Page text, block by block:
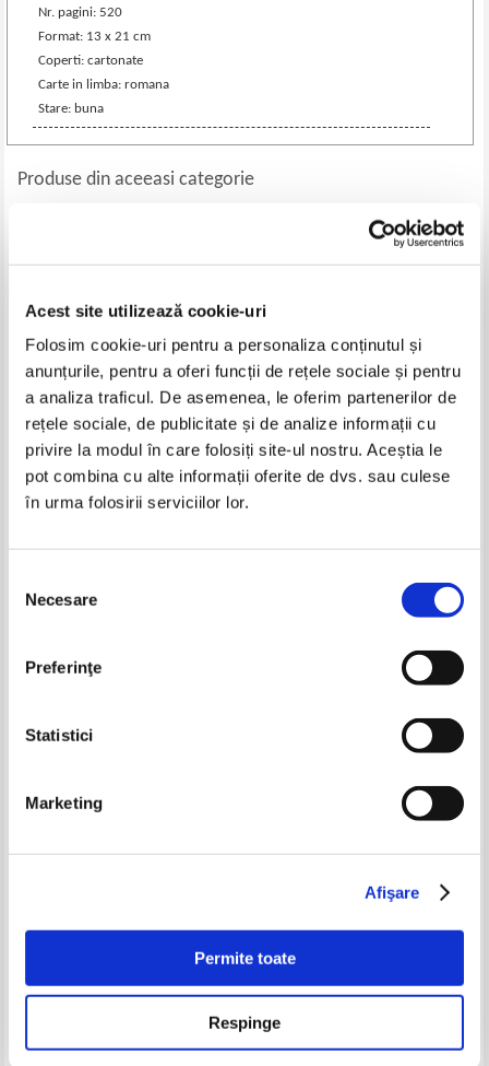
Acest site utilizează cookie-uri
Folosim cookie-uri pentru a personaliza conținutul și
anunțurile, pentru a oferi funcții de rețele sociale și pentru
a analiza traficul. De asemenea, le oferim partenerilor de
rețele sociale, de publicitate și de analize informații cu
privire la modul în care folosiți site-ul nostru. Aceștia le
pot combina cu alte informații oferite de dvs. sau culese
în urma folosirii serviciilor lor.
consimțământului
Necesare
Preferinţe
Statistici
Marketing
Afişare
Permite toate
Respinge
Nr. pagini: 520
Format: 13 x 21 cm
Coperti: cartonate
Carte in limba: romana
Stare: buna
Produse din aceeasi categorie
Pret:28,00Lei 11,20 Lei
-20%
Vladimir Draghia - Dragoste n-
are plural
-60%
Adaugă în coș
-60%